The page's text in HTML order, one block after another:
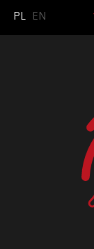
PL EN